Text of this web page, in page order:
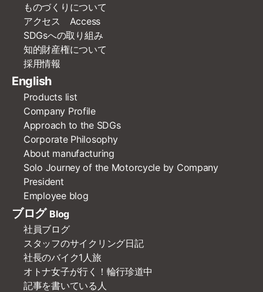
ものづくりについて
アクセス Access
SDGsへの取り組み
知的財産権について
採用情報
English
Products list
Company Profile
Approach to the SDGs
Corporate Philosophy
About manufacturing
Solo Journey of the Motorcycle by Company
President
Employee blog
ブログ Blog
社員ブログ
スタッフのサイクリング日記
社長のバイク1人旅
オトナ女子が行く！輪行珍道中
記事を書いている人